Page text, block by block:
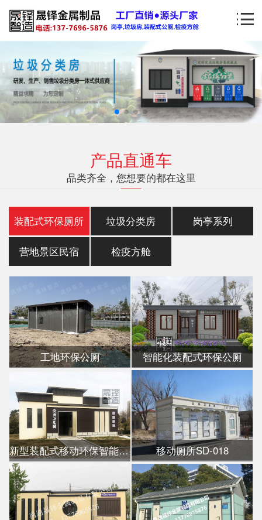
产品直通车
品类齐全，您想要的都在这里
装配式环保厕所 垃圾分类房 岗亭系列
营地景区民宿 检疫方舱
工地环保公厕 智能化装配式环保公厕
新型装配式移动环保智能公厕 移动厕所SD-018